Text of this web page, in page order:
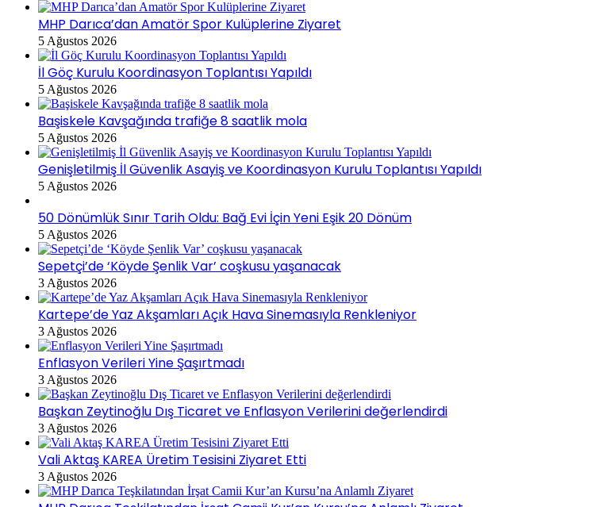
MHP Darıca’dan Amatör Spor Kulüplerine Ziyaret
5 Ağustos 2026
İl Göç Kurulu Koordinasyon Toplantısı Yapıldı
5 Ağustos 2026
Başiskele Kavşağında trafiğe 8 saatlik mola
5 Ağustos 2026
Genişletilmiş İl Güvenlik Asayiş ve Koordinasyon Kurulu Toplantısı Yapıldı
5 Ağustos 2026
50 Dönümlük Sınır Tarih Oldu: Bağ Evi İçin Yeni Eşik 20 Dönüm
5 Ağustos 2026
Sepetçi’de ‘Köyde Şenlik Var’ coşkusu yaşanacak
3 Ağustos 2026
Kartepe’de Yaz Akşamları Açık Hava Sinemasıyla Renkleniyor
3 Ağustos 2026
Enflasyon Verileri Yine Şaşırtmadı
3 Ağustos 2026
Başkan Zeytinoğlu Dış Ticaret ve Enflasyon Verilerini değerlendirdi
3 Ağustos 2026
Vali Aktaş KAREA Üretim Tesisini Ziyaret Etti
3 Ağustos 2026